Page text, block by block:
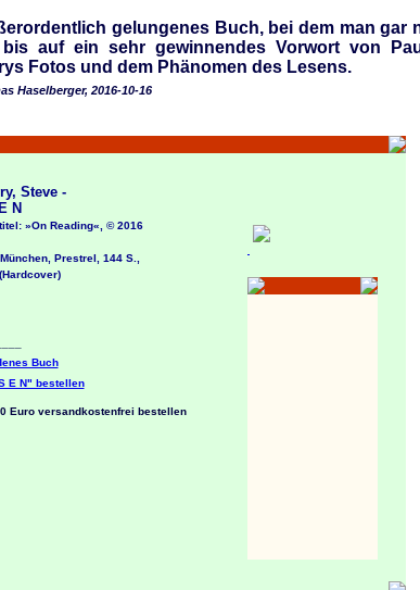
gelungenes Buch, bei dem man gar
bis auf ein sehr gewinnendes Vorwort von
Fotos und dem Phänomen des Lesens.
Haselberger, 2016-10-16
Steve -
N
»On Reading«, © 2016
Prestrel, 144 S.,
Buch